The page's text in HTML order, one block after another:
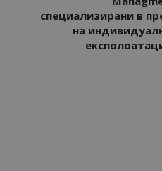
специализирани в
на